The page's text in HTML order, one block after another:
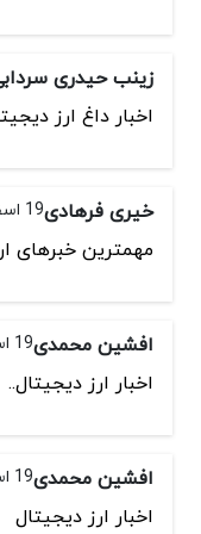
زینب حیدری
اخبار داغ ارز
خیری فرهادی19 اسفند 1403 - 14:24
مهمترین خبرهای
افشین محمدی19 اسفند 1403 - 13:54
اخبار ارز دیجیتال..
افشین محمدی19 اسفند 1403 - 13:52
اخبار ارز دیجیتال